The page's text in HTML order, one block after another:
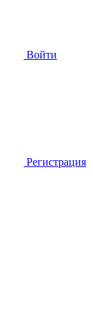
Войти
Регистрация